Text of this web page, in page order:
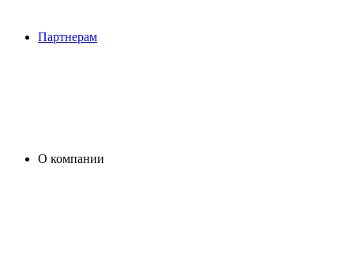
Партнерам
О компании